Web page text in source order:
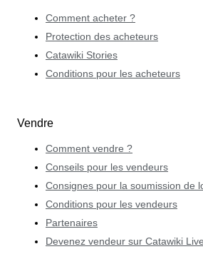
Comment acheter ?
Protection des acheteurs
Catawiki Stories
Conditions pour les acheteurs
Vendre
Comment vendre ?
Conseils pour les vendeurs
Consignes pour la soumission de
Conditions pour les vendeurs
Partenaires
Devenez vendeur sur Catawiki Live